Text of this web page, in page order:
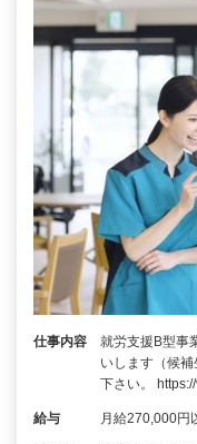
仕事内容
就労支援B型事
いします（候
下さい。
給与 月給270,000円